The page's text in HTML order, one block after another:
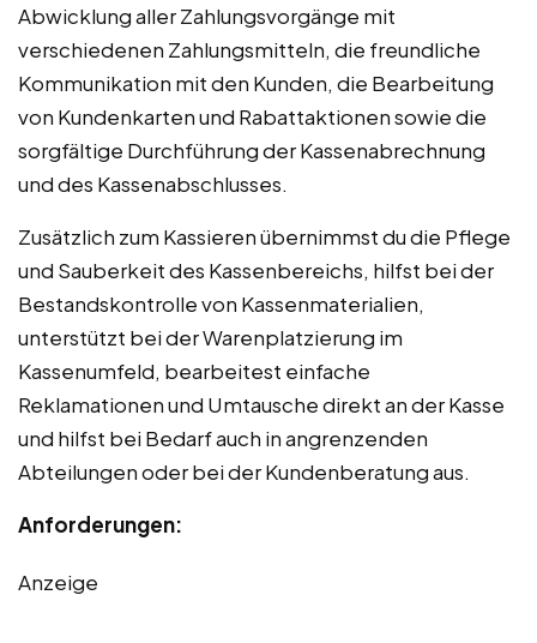
Abwicklung aller Zahlungsvorgänge mit
verschiedenen Zahlungsmitteln, die freundliche
Kommunikation mit den Kunden, die Bearbeitung
von Kundenkarten und Rabattaktionen sowie die
sorgfältige Durchführung der Kassenabrechnung
und des Kassenabschlusses.
Zusätzlich zum Kassieren übernimmst du die Pflege
und Sauberkeit des Kassenbereichs, hilfst bei der
Bestandskontrolle von Kassenmaterialien,
unterstützt bei der Warenplatzierung im
Kassenumfeld, bearbeitest einfache
Reklamationen und Umtausche direkt an der Kasse
und hilfst bei Bedarf auch in angrenzenden
Abteilungen oder bei der Kundenberatung aus.
Anforderungen:
Anzeige